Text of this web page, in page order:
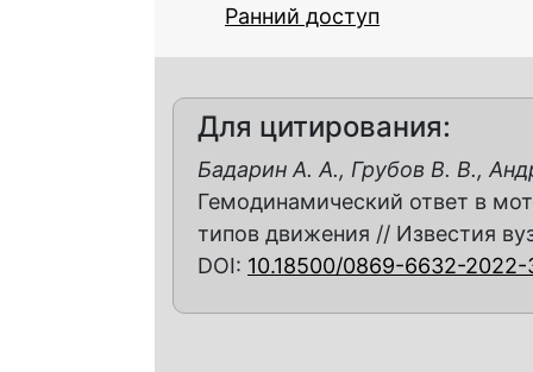
Ранний доступ
Для цитирования:
Бадарин А. А., Грубов В. В.,
Гемодинамический ответ в
типов движения // Известия
DOI: 10.18500/0869-6632-